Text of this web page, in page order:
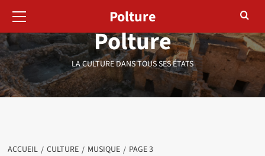
contenu
Polture
LA CULTURE DANS TOUS SES ÉTATS
principal
Polture
ACCUEIL CULTURE MUSIQUE PAGE 3